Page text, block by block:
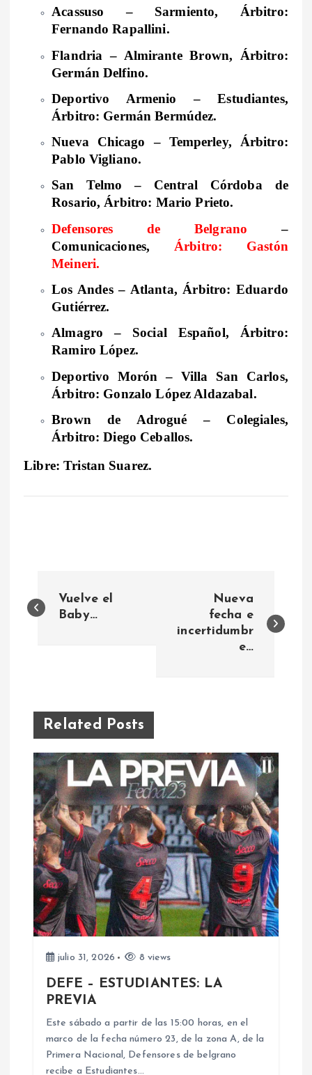
Acassuso – Sarmiento, Árbitro:
Fernando Rapallini.
Flandria – Almirante Brown, Árbitro:
Germán Delfino.
Deportivo Armenio – Estudiantes,
Árbitro: Germán Bermúdez.
Nueva Chicago – Temperley, Árbitro:
Pablo Vigliano.
San Telmo – Central Córdoba de
Rosario, Árbitro: Mario Prieto.
Defensores de Belgrano–
Comunicaciones, Árbitro: Gastón
Meineri.
Los Andes – Atlanta, Árbitro: Eduardo
Gutiérrez.
Almagro – Social Español, Árbitro:
Ramiro López.
Deportivo Morón – Villa San Carlos,
Árbitro: Gonzalo López Aldazabal.
Brown de Adrogué – Colegiales,
Árbitro: Diego Ceballos.
Libre: Tristan Suarez.
a
a
c
ó
n
d
Vuelve el
Baby…
Nueva
fecha e
incertidumbr
e…
Related Posts
julio 31, 2026 8 views
DEFE – ESTUDIANTES: LA
PREVIA
Este sábado a partir de las 15:00 horas, en el
marco de la fecha número 23, de la zona A, de la
Primera Nacional, Defensores de belgrano
recibe a Estudiantes…